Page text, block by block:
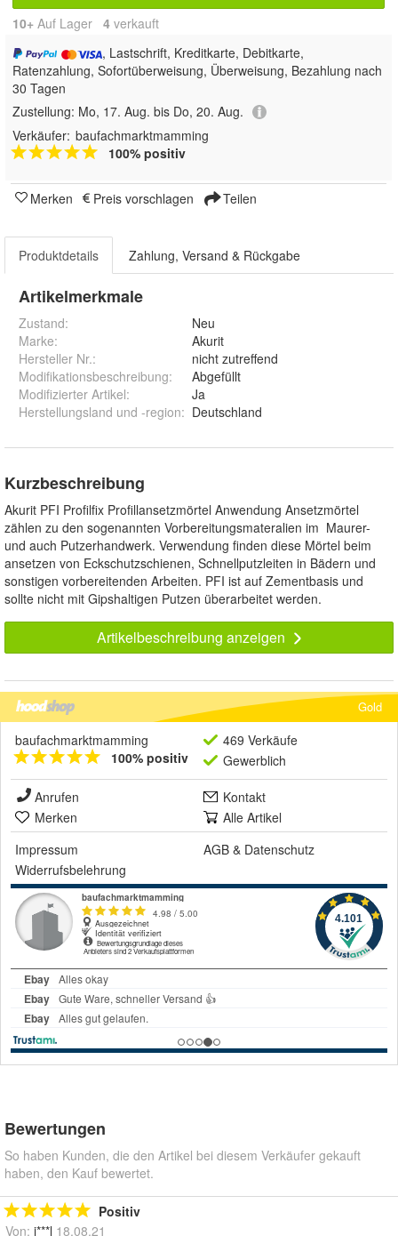
10+ Auf Lager 4 verkauft
, Lastschrift, Kreditkarte, Debitkarte,
Ratenzahlung, Sofortüberweisung, Überweisung, Bezahlung nach
30 Tagen
Zustellung: Mo, 17. Aug. bis Do, 20. Aug.
Verkäufer: baufachmarktmamming
100% positiv
Merken Preis vorschlagen Teilen
Produktdetails Zahlung, Versand & Rückgabe
Artikelmerkmale
Zustand:
Neu
Marke:
Akurit
Hersteller Nr.:
nicht zutreffend
Modifikationsbeschreibung:
Abgefüllt
Modifizierter Artikel:
Ja
Herstellungsland und -region: Deutschland
Kurzbeschreibung
Akurit PFI Profilfix Profillansetzmörtel Anwendung Ansetzmörtel
zählen zu den sogenannten Vorbereitungsmateralien im Maurer-
und auch Putzerhandwerk. Verwendung finden diese Mörtel beim
ansetzen von Eckschutzschienen, Schnellputzleiten in Bädern und
sonstigen vorbereitenden Arbeiten. PFI ist auf Zementbasis und
sollte nicht mit Gipshaltigen Putzen überarbeitet werden.
Artikelbeschreibung anzeigen
Gold
baufachmarktmamming
100% positiv
469 Verkäufe
Gewerblich
Anrufen
Kontakt
Merken
Alle Artikel
Impressum
AGB & Datenschutz
Widerrufsbelehrung
Bewertungen
So haben Kunden, die den Artikel bei diesem Verkäufer gekauft
haben, den Kauf bewertet.
Positiv
Von: i***l 18.08.21